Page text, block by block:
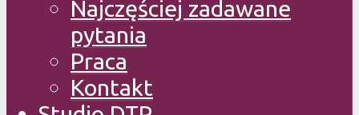
Najczęściej zadawane
pytania
Praca
Kontakt